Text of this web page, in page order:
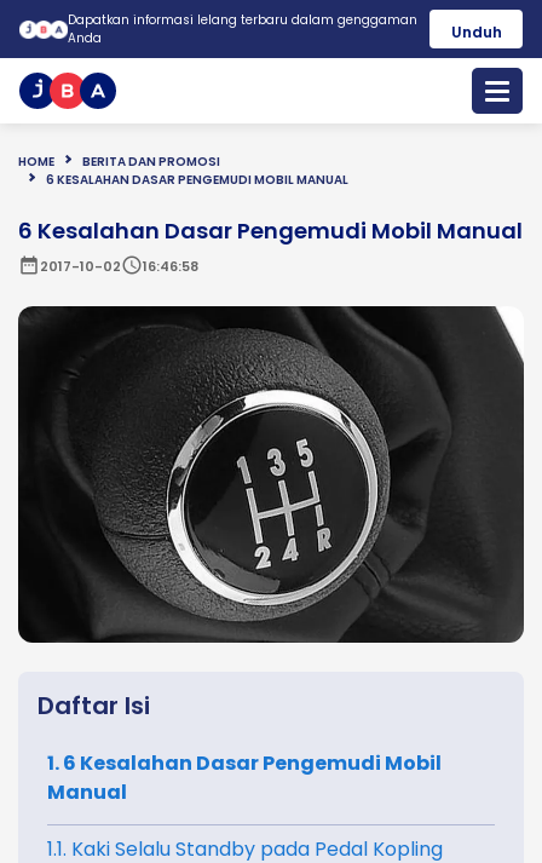
Dapatkan informasi lelang terbaru dalam genggaman
Anda
Unduh
HOME
BERITA DAN PROMOSI
6 KESALAHAN DASAR PENGEMUDI MOBIL MANUAL
6 Kesalahan Dasar Pengemudi Mobil Manual
date_range2017-10-02schedule16:46:58
Daftar Isi
1. 6 Kesalahan Dasar Pengemudi Mobil
Manual
1.1. Kaki Selalu Standby pada Pedal Kopling